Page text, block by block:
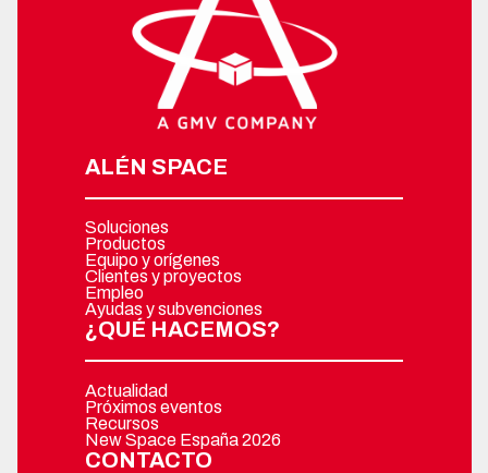
ALÉN SPACE
Soluciones
Productos
Equipo y orígenes
Clientes y proyectos
Empleo
Ayudas y subvenciones
¿QUÉ HACEMOS?
Actualidad
Próximos eventos
Recursos
New Space España 2026
CONTACTO